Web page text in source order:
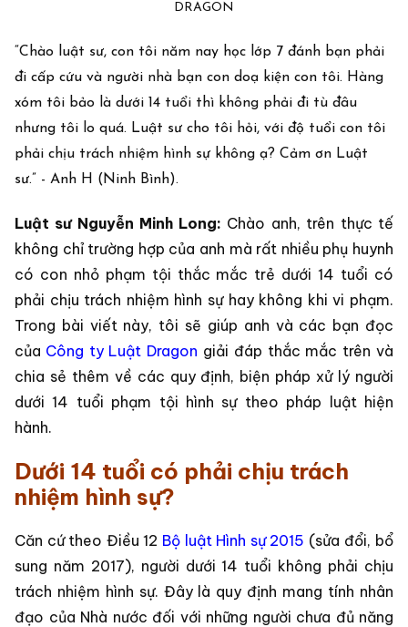
DRAGON
“Chào luật sư, con tôi năm nay học lớp 7 đánh bạn phải
đi cấp cứu và người nhà bạn con doạ kiện con tôi. Hàng
xóm tôi bảo là dưới 14 tuổi thì không phải đi tù đâu
nhưng tôi lo quá. Luật sư cho tôi hỏi, với độ tuổi con tôi
phải chịu trách nhiệm hình sự không ạ? Cảm ơn Luật
sư.” - Anh H (Ninh Bình).
Luật sư Nguyễn Minh Long: Chào anh, trên thực tế
không chỉ trường hợp của anh mà rất nhiều phụ huynh
có con nhỏ phạm tội thắc mắc trẻ dưới 14 tuổi có
phải chịu trách nhiệm hình sự hay không khi vi phạm.
Trong bài viết này, tôi sẽ giúp anh và các bạn đọc
của Công ty Luật Dragon giải đáp thắc mắc trên và
chia sẻ thêm về các quy định, biện pháp xử lý người
dưới 14 tuổi phạm tội hình sự theo pháp luật hiện
hành.
Dưới 14 tuổi có phải chịu trách
nhiệm hình sự?
Căn cứ theo Điều 12 Bộ luật Hình sự 2015 (sửa đổi, bổ
sung năm 2017), người dưới 14 tuổi không phải chịu
trách nhiệm hình sự. Đây là quy định mang tính nhân
đạo của Nhà nước đối với những người chưa đủ năng